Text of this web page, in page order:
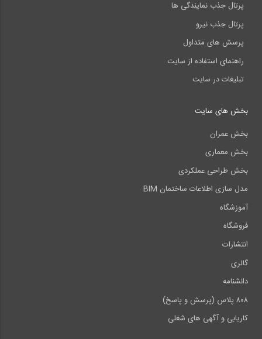
پرتال جذب نمایندگی ها
پرتال جذب نیرو
پرسش های متداول
راهنمای استفاده از سایت
تبلیغات در سایت
بخش های سایت
بخش عمران
بخش معماری
بخش طراحی عملکردی
مدل سازی اطلاعات ساختمان BIM
آموزشگاه
فروشگاه
انتشارات
گالری
دانشنامه
۸۰۸ پلاس (پرسش و پاسخ)
کاریابی و آگهی های شغلی